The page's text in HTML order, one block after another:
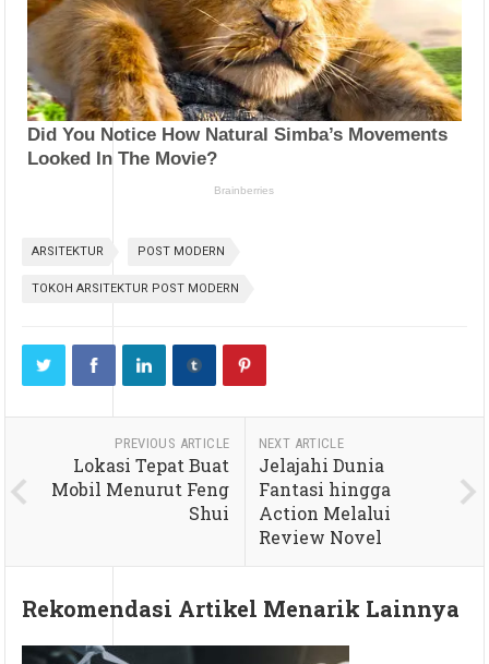
ARSITEKTUR POST MODERN
TOKOH ARSITEKTUR POST MODERN
PREVIOUS ARTICLE
Lokasi Tepat Buat
Mobil Menurut Feng
Shui
NEXT ARTICLE
Jelajahi Dunia
Fantasi hingga
Action Melalui
Review Novel
Rekomendasi Artikel Menarik Lainnya